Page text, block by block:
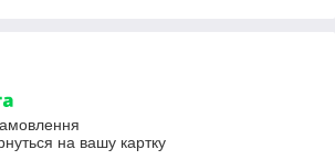
на вашу картку